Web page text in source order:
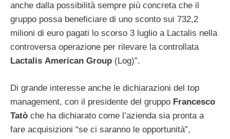
anche dalla possibilità sempre più concreta che il
gruppo possa beneficiare di uno sconto sui 732,2
milioni di euro pagati lo scorso 3 luglio a Lactalis nella
controversa operazione per rilevare la controllata
Lactalis American Group (Log)”.
Di grande interesse anche le dichiarazioni del top
management, con il presidente del gruppo Francesco
Tatò che ha dichiarato come l’azienda sia pronta a
fare acquisizioni “se ci saranno le opportunità”,